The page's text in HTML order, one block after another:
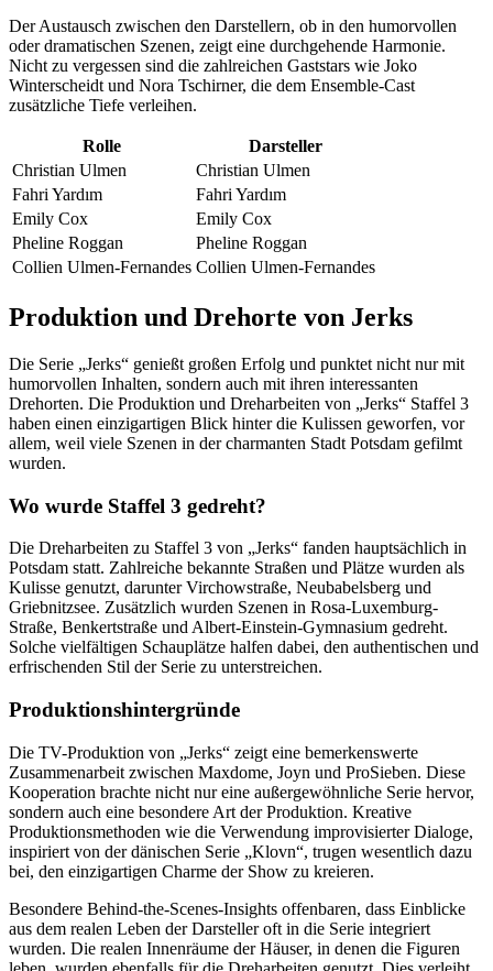
Der Austausch zwischen den Darstellern, ob in den humorvollen
oder dramatischen Szenen, zeigt eine durchgehende Harmonie.
Nicht zu vergessen sind die zahlreichen Gaststars wie Joko
Winterscheidt und Nora Tschirner, die dem Ensemble-Cast
zusätzliche Tiefe verleihen.
Rolle
Darsteller
Christian Ulmen
Christian Ulmen
Fahri Yardım
Fahri Yardım
Emily Cox
Emily Cox
Pheline Roggan
Pheline Roggan
Collien Ulmen-Fernandes Collien Ulmen-Fernandes
Produktion und Drehorte von Jerks
Die Serie „Jerks“ genießt großen Erfolg und punktet nicht nur mit
humorvollen Inhalten, sondern auch mit ihren interessanten
Drehorten. Die Produktion und Dreharbeiten von „Jerks“ Staffel 3
haben einen einzigartigen Blick hinter die Kulissen geworfen, vor
allem, weil viele Szenen in der charmanten Stadt Potsdam gefilmt
wurden.
Wo wurde Staffel 3 gedreht?
Die Dreharbeiten zu Staffel 3 von „Jerks“ fanden hauptsächlich in
Potsdam statt. Zahlreiche bekannte Straßen und Plätze wurden als
Kulisse genutzt, darunter Virchowstraße, Neubabelsberg und
Griebnitzsee. Zusätzlich wurden Szenen in Rosa-Luxemburg-
Straße, Benkertstraße und Albert-Einstein-Gymnasium gedreht.
Solche vielfältigen Schauplätze halfen dabei, den authentischen und
erfrischenden Stil der Serie zu unterstreichen.
Produktionshintergründe
Die TV-Produktion von „Jerks“ zeigt eine bemerkenswerte
Zusammenarbeit zwischen Maxdome, Joyn und ProSieben. Diese
Kooperation brachte nicht nur eine außergewöhnliche Serie hervor,
sondern auch eine besondere Art der Produktion. Kreative
Produktionsmethoden wie die Verwendung improvisierter Dialoge,
inspiriert von der dänischen Serie „Klovn“, trugen wesentlich dazu
bei, den einzigartigen Charme der Show zu kreieren.
Besondere Behind-the-Scenes-Insights offenbaren, dass Einblicke
aus dem realen Leben der Darsteller oft in die Serie integriert
wurden. Die realen Innenräume der Häuser, in denen die Figuren